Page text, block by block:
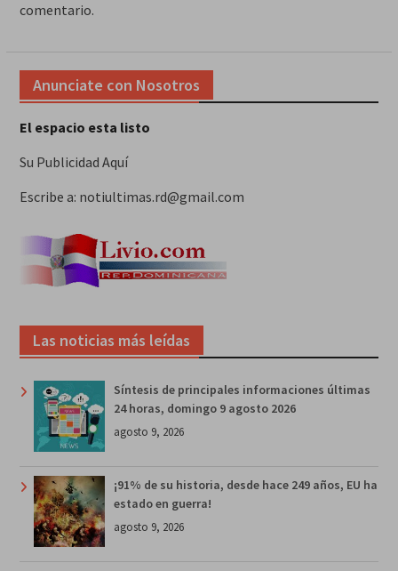
comentario.
Anunciate con Nosotros
El espacio esta listo
Su Publicidad Aquí
Escribe a: notiultimas.rd@gmail.com
Las noticias más leídas
Síntesis de principales informaciones últimas
24 horas, domingo 9 agosto 2026
agosto 9, 2026
¡91% de su historia, desde hace 249 años, EU ha
estado en guerra!
agosto 9, 2026